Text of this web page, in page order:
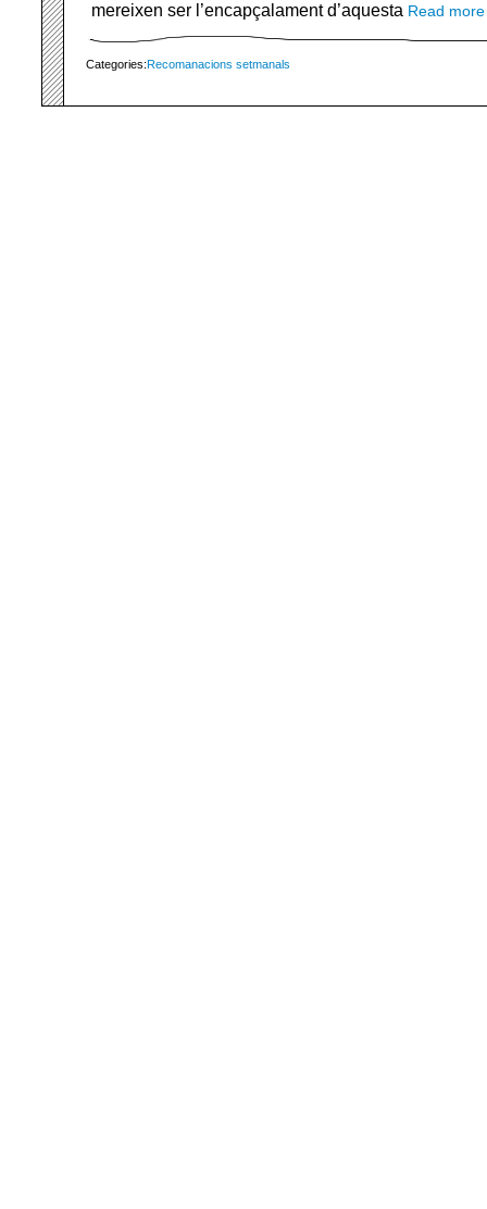
mereixen ser l’encapçalament d’aquesta Read
Categories:Recomanacions setmanals